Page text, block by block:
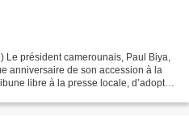
Le président camerounais, Paul Biya,
anniversaire de son accession à la
libre à la presse locale, d’adopter